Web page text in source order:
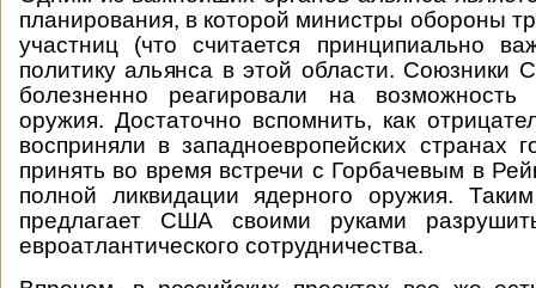
планирования, в которой министры обороны
участниц (что считается принципиально
политику альянса в этой области. Союзники
болезненно реагировали на возможность
оружия. Достаточно вспомнить, как
восприняли в западноевропейских странах
принять во время встречи с Горбачевым в
полной ликвидации ядерного оружия.
предлагает США своими руками
евроатлантического сотрудничества.